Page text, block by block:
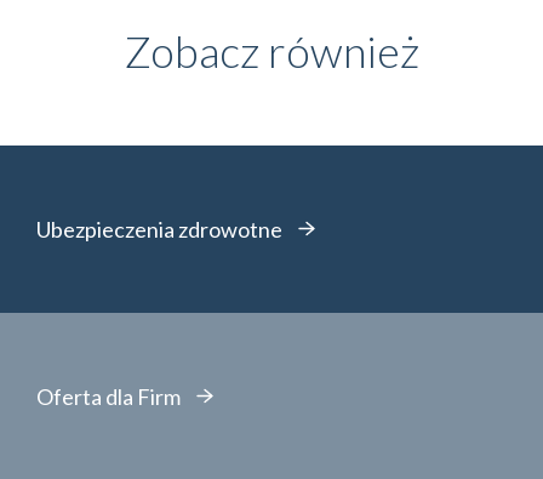
Zobacz również
Ubezpieczenia zdrowotne
Oferta dla Firm